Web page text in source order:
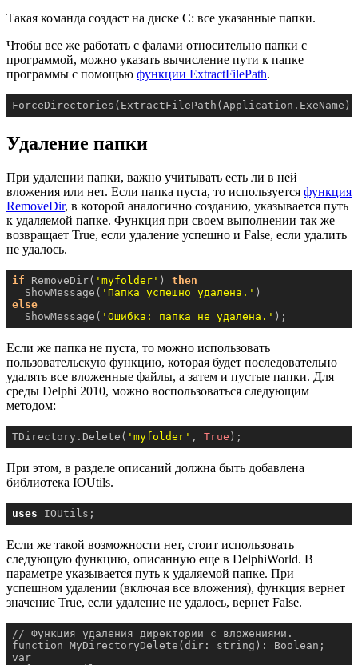
Такая команда создаст на диске C: все указанные папки.
Чтобы все же работать с фалами относительно папки с
программой, можно указать вычисление пути к папке
программы с помощью функции ExtractFilePath.
Удаление папки
При удалении папки, важно учитывать есть ли в ней
вложения или нет. Если папка пуста, то используется функция
RemoveDir, в которой аналогично созданию, указывается путь
к удаляемой папке. Функция при своем выполнении так же
возвращает True, если удаление успешно и False, если удалить
не удалось.
if RemoveDir( 'myfolder' ) then
  ShowMessage(
'Папка успешно удалена.'
else
  ShowMessage(
'Ошибка: папка не удалена.' );
Если же папка не пуста, то можно использовать
пользовательскую функцию, которая будет последовательно
удалять все вложенные файлы, а затем и пустые папки. Для
среды Delphi 2010, можно воспользоваться следующим
методом:
TDirectory.Delete( 'myfolder' , True );
При этом, в разделе описаний должна быть добавлена
библиотека IOUtils.
uses IOUtils;
Если же такой возможности нет, стоит использовать
следующую функцию, описанную еще в DelphiWorld. В
параметре указывается путь к удаляемой папке. При
успешном удалении (включая все вложения), функция вернет
значение True, если удаление не удалось, вернет False.
// Функция удаления директории с вложениями.
function MyDirectoryDelete(dir: string): Boolean;
var